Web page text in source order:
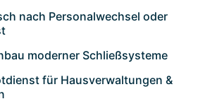
nach Personalwechsel oder
moderner Schließsysteme
für Hausverwaltungen &